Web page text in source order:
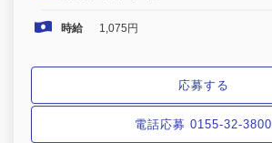
時給 1,075円
応募する
電話応募 0155-32-3800